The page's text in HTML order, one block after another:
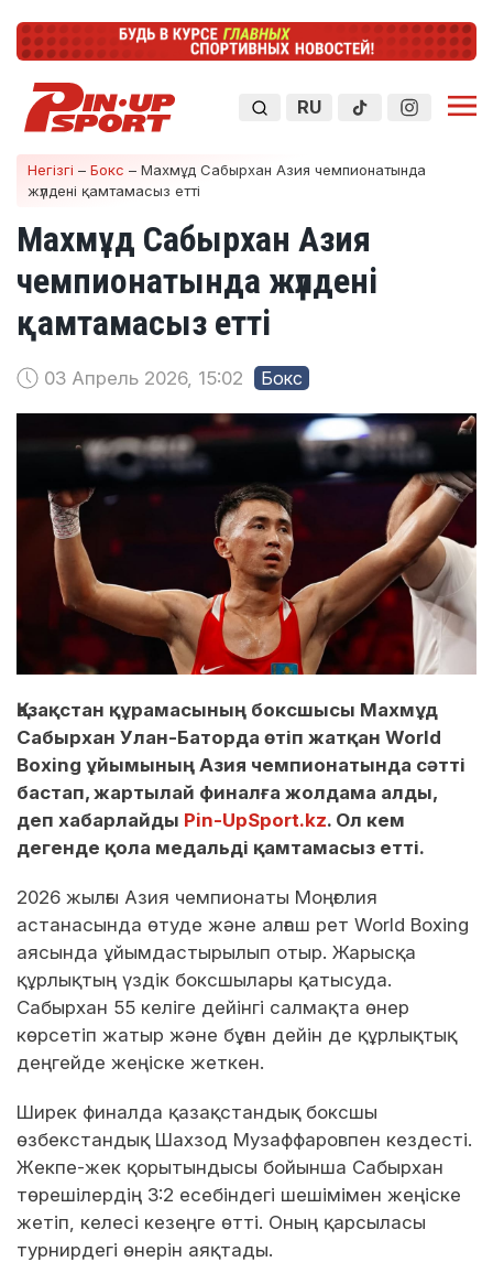
RU
Негізгі – Бокс – Махмұд Сабырхан Азия чемпионатында
жүлдені қамтамасыз етті
Махмұд Сабырхан Азия
чемпионатында жүлдені
қамтамасыз етті
03 Апрель 2026, 15:02 Бокс
Қазақстан құрамасының боксшысы Махмұд
Сабырхан Улан-Баторда өтіп жатқан World
Boxing ұйымының Азия чемпионатында сәтті
бастап, жартылай финалға жолдама алды,
деп хабарлайды Pin-UpSport.kz. Ол кем
дегенде қола медальді қамтамасыз етті.
2026 жылғы Азия чемпионаты Моңғолия
астанасында өтуде және алғаш рет World Boxing
аясында ұйымдастырылып отыр. Жарысқа
құрлықтың үздік боксшылары қатысуда.
Сабырхан 55 келіге дейінгі салмақта өнер
көрсетіп жатыр және бұған дейін де құрлықтық
деңгейде жеңіске жеткен.
Ширек финалда қазақстандық боксшы
өзбекстандық Шахзод Музаффаровпен кездесті.
Жекпе-жек қорытындысы бойынша Сабырхан
төрешілердің 3:2 есебіндегі шешімімен жеңіске
жетіп, келесі кезеңге өтті. Оның қарсыласы
турнирдегі өнерін аяқтады.